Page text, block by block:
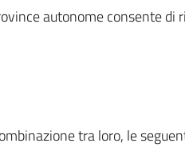
autonome consente
tra loro, le